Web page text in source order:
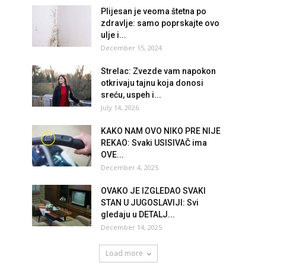
Plijesan je veoma štetna po
zdravlje: samo poprskajte ovo
ulje i...
December 15, 2024
Strelac: Zvezde vam napokon
otkrivaju tajnu koja donosi
sreću, uspeh i...
July 14, 2026
KAKO NAM OVO NIKO PRE NIJE
REKAO: Svaki USISIVAČ ima
OVE...
December 4, 2025
OVAKO JE IZGLEDAO SVAKI
STAN U JUGOSLAVIJI: Svi
gledaju u DETALJ...
December 14, 2025
Load more